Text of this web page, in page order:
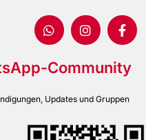
Community
Updates und Gruppen